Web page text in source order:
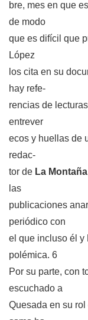
bre, mes en que
de modo
que es difícil que
López
los cita en su
hay refe-
rencias de
entrever
ecos y huellas de
redac-
tor de La Montaña
las
publicaciones
periódico con
el que incluso él y
polémica. 6
Por su parte, con
escuchado a
Quesada en su